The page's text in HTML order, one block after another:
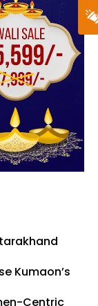
Kumaon’s
Centric